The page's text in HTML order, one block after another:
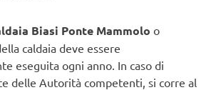
Biasi Ponte Mammolo o
caldaia deve essere
eseguita ogni anno. In caso di
delle Autorità competenti, si corre al